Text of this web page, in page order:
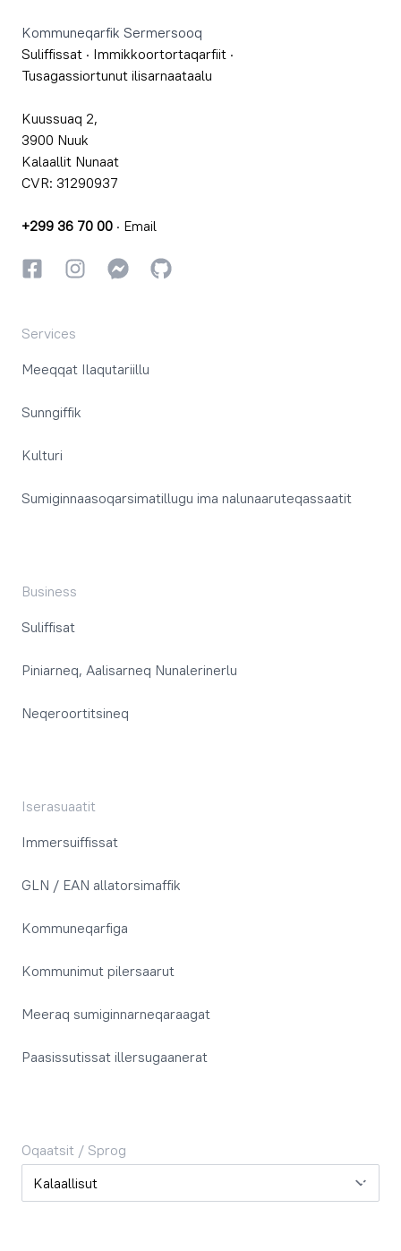
Kommuneqarfik Sermersooq
Suliffissat · Immikkoortortaqarfiit ·
Tusagassiortunut ilisarnaataalu
Kuussuaq 2,
3900 Nuuk
Kalaallit Nunaat
CVR: 31290937
+299 36 70 00 · Email
FacebookkiInstagrammiInstagrammi
GitHub
Services
Meeqqat Ilaqutariillu
Sunngiffik
Kulturi
Sumiginnaasoqarsimatillugu ima nalunaaruteqassaatit
Business
Suliffisat
Piniarneq, Aalisarneq Nunalerinerlu
Neqeroortitsineq
Iserasuaatit
Immersuiffissat
GLN / EAN allatorsimaffik
Kommuneqarfiga
Kommunimut pilersaarut
Meeraq sumiginnarneqaraagat
Paasissutissat illersugaanerat
Oqaatsit / Sprog
Oqaatsit / Sprog